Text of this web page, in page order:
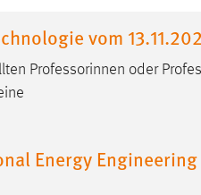
vom
Professorinnen oder
Energy Engineering